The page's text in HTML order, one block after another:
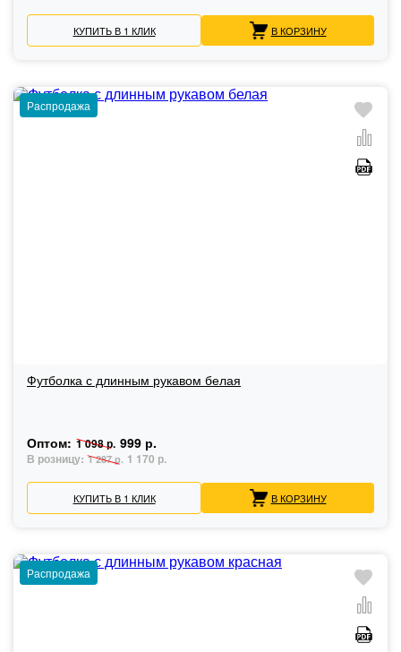
КУПИТЬ В 1 КЛИК В КОРЗИНУ
Распродажа
Футболка с длинным рукавом белая
Оптом: 1 098 р. 999 р.
В розницу: 1 287 р. 1 170 р.
КУПИТЬ В 1 КЛИК В КОРЗИНУ
Распродажа